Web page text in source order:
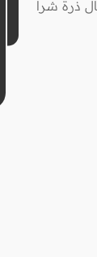
ذرة شرا